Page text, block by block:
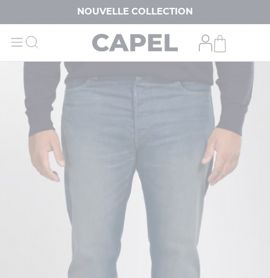
NOUVELLE COLLECTION